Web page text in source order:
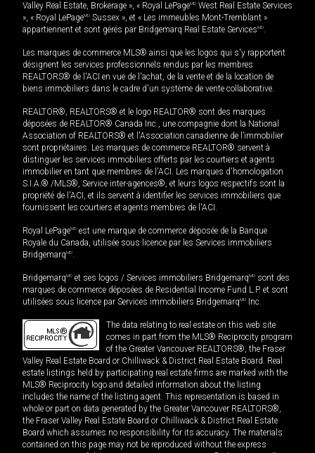
Valley Real Estate, Brokerage », « Royal LePageMD West Real Estate Services
», « Royal LePageMD Sussex », et « Les immeubles Mont-Tremblant »
appartiennent et sont gérés par Bridgemarq Real Estate ServicesMD.
Les marques de commerce MLS® ainsi que les logos qui s'y rapportent
désignent les services professionnels rendus par les membres
REALTORS® de l'ACI en vue de l'achat, de la vente et de la location de
biens immobiliers dans le cadre d'un système de vente collaborative.
REALTOR®, REALTORS® et le logo REALTOR® sont des marques
déposées de REALTOR® Canada Inc., une compagnie dont la National
Association of REALTORS® et l'Association canadienne de l’immobilier
sont propriétaires. Les marques de commerce REALTOR® servent à
distinguer les services immobiliers offerts par les courtiers et agents
immobilier en tant que membres de l'ACI. Les marques d'homologation
S.I.A.® /MLS®, Service inter-agences®, et leurs logos respectifs sont la
propriété de l'ACI, et ils servent à identifier les services immobiliers que
fournissent les courtiers et agents membres de l'ACI.
Royal LePageMD est une marque de commerce déposée de la Banque
Royale du Canada, utilisée sous licence par les Services immobiliers
BridgemarqMD.
BridgemarqMD et ses logos / Services immobiliers BridgemarqMD sont des
marques de commerce déposées de Residential Income Fund L.P. et sont
utilisées sous licence par Services immobiliers BridgemarqMD Inc.
The data relating to real estate on this web site
comes in part from the MLS® Reciprocity program
of the Greater Vancouver REALTORS®, the Fraser
Valley Real Estate Board or Chilliwack & District Real Estate Board. Real
estate listings held by participating real estate firms are marked with the
MLS® Reciprocity logo and detailed information about the listing
includes the name of the listing agent. This representation is based in
whole or part on data generated by the Greater Vancouver REALTORS®,
the Fraser Valley Real Estate Board or Chilliwack & District Real Estate
Board which assumes no responsibility for its accuracy. The materials
contained on this page may not be reproduced without the express